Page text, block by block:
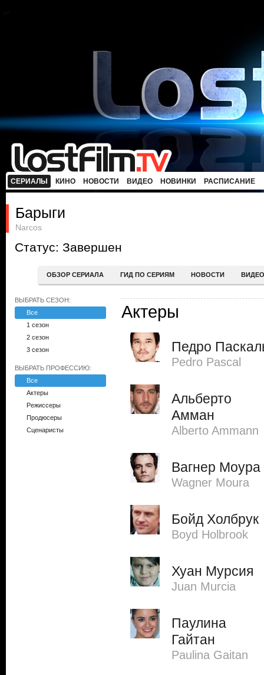
СЕРИАЛЫ КИНО НОВОСТИ ВИДЕО НОВИНКИ РАСПИСАНИЕ
Барыги
Narcos
Статус: Завершен
ОБЗОР СЕРИАЛА ГИД ПО СЕРИЯМ НОВОСТИ ВИДЕО
ВЫБРАТЬ СЕЗОН:
Все
1 сезон
2 сезон
3 сезон
ВЫБРАТЬ ПРОФЕССИЮ:
Все
Актеры
Режиссеры
Продюсеры
Сценаристы
Актеры
Педро
Pedro Pascal
Альберто
Амман
Alberto Ammann
Вагнер Моура
Wagner Moura
Бойд Холбрук
Boyd Holbrook
Хуан Мурсия
Juan Murcia
Паулина
Гайтан
Paulina Gaitan